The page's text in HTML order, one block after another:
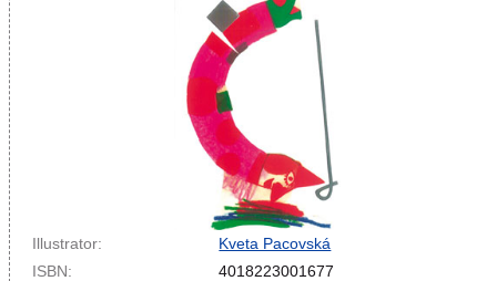
Illustrator:
Kveta Pacovská
ISBN:
4018223001677